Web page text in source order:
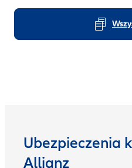
Ubezpieczenia
Allianz